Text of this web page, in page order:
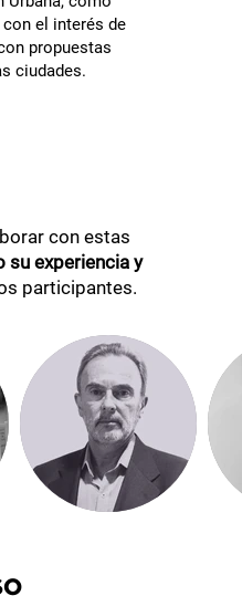
el interés de
propuestas
ciudades.
con estas
su experiencia y
participantes.